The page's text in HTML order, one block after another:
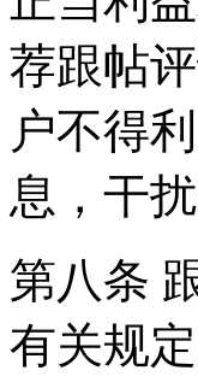
荐跟帖
户不得
息，干
第八条
有关规